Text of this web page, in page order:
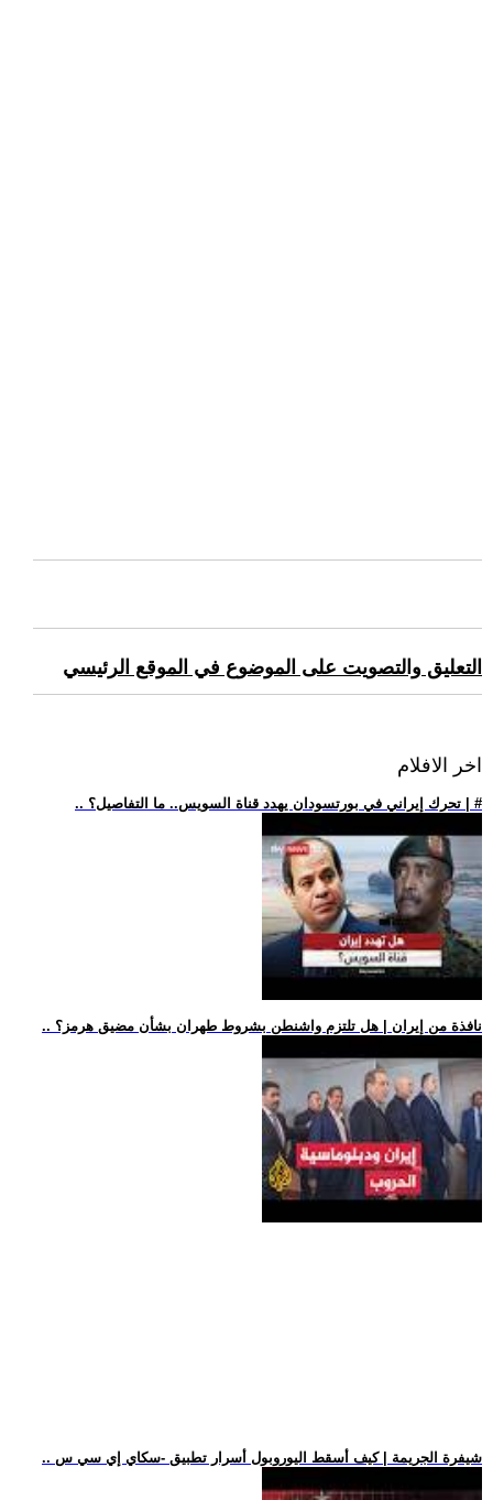
التعليق والتصويت على الموضوع في الموقع الرئيسي
اخر الافلام
.. تحرك إيراني في بورتسودان يهدد قناة السويس.. ما التفاصيل؟ | #
.. نافذة من إيران | هل تلتزم واشنطن بشروط طهران بشأن مضيق هرمز؟
.. شيفرة الجريمة | كيف أسقط اليوروبول أسرار تطبيق -سكاي إي سي س